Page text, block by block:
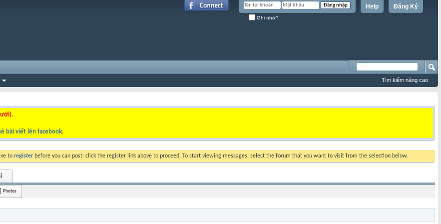
Đăng Ký
Help
Ghi nhớ?
Tìm kiếm nâng cao
bài viết lên facebook.
to register before you can post: click the register link above to proceed. To start viewing messages, select the forum that you want to visit from the selection below.
Photos